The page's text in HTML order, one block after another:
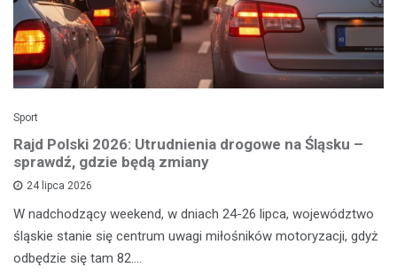
Sport
Rajd Polski 2026: Utrudnienia drogowe na Śląsku –
sprawdź, gdzie będą zmiany
24 lipca 2026
W nadchodzący weekend, w dniach 24-26 lipca, województwo
śląskie stanie się centrum uwagi miłośników motoryzacji, gdyż
odbędzie się tam 82.…